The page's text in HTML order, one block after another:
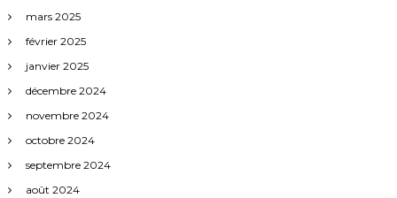
e
s
mars 2025
février 2025
janvier 2025
décembre 2024
novembre 2024
octobre 2024
septembre 2024
août 2024